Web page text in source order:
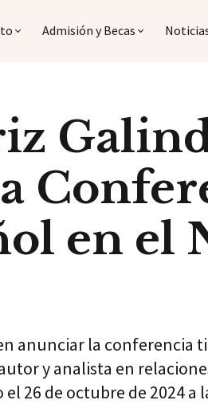
Admisión y Becas
en el
anunciar la conferencia
y analista en
26 de octubre de 2024 a